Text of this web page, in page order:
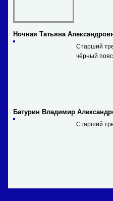
Ночная Татьяна
Старший
чёрный
Батурин Владимир
Старший